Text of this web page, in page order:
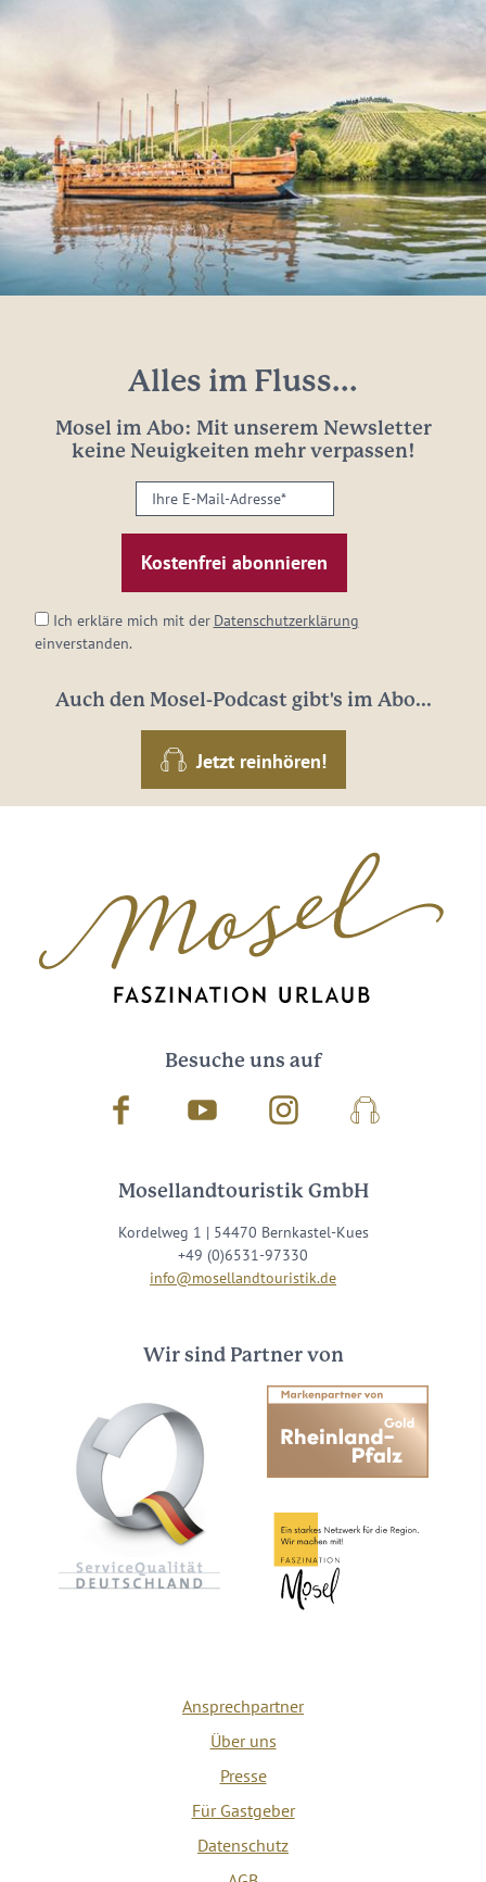
Alles im Fluss...
Mosel im Abo: Mit unserem Newsletter
keine Neuigkeiten mehr verpassen!
Ihre
E-
Mail-
Adresse:
Ich erkläre mich mit der Datenschutzerklärung
einverstanden.
Auch den Mosel-Podcast gibt's im Abo...
Jetzt reinhören!
Besuche uns auf
Facebook Youtube InstagramPodcast
Mosellandtouristik GmbH
Kordelweg 1 | 54470 Bernkastel-Kues
+49 (0)6531-97330
info@mosellandtouristik.de
Wir sind Partner von
Ansprechpartner
Über uns
Presse
Für Gastgeber
Datenschutz